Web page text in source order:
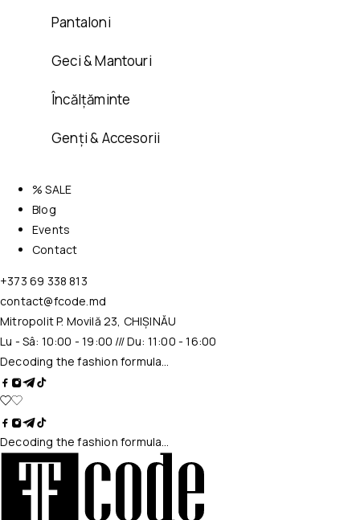
Pantaloni
Geci & Mantouri
Încălțăminte
Genți & Accesorii
% SALE
Blog
Events
Contact
+373 69 338 813
contact@fcode.md
Mitropolit P. Movilă 23, CHIȘINĂU
Lu - Sâ: 10:00 - 19:00 /// Du: 11:00 - 16:00
Decoding the fashion formula…
Decoding the fashion formula…